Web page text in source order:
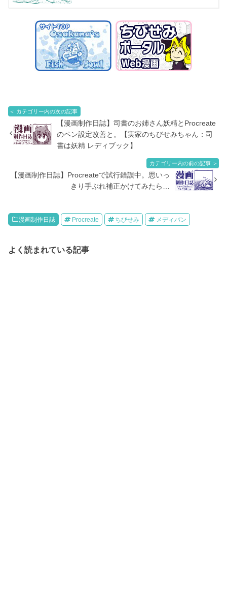
＜ カテゴリー内の次の記事
【漫画制作日誌】司書のお姉さん妖精とProcreate
のペン設定改善と。【実家のちびせみちゃん：司
書は妖精 レディブック】
カテゴリー内の前の記事 ＞
【漫画制作日誌】Procreateで試行錯誤中。思いっ
きり手ぶれ補正かけてみたら…
漫画制作日誌 Procreate ちびせみ メディバン
よく読まれている記事